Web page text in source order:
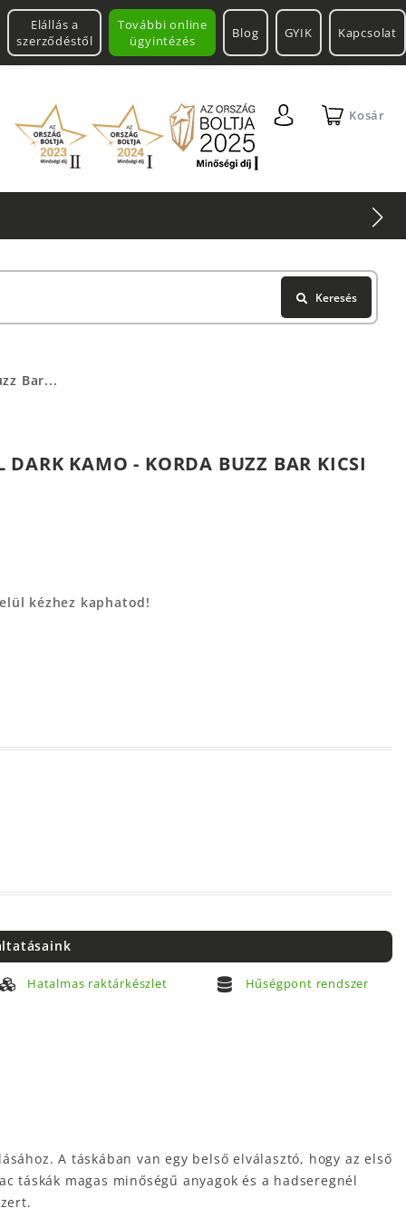
További online
ügyintézés
Elállás a
szerződéstől
Blog GYIK Kapcsolat
Kosár
Keresés
Bar...
KAMO - KORDA BUZZ BAR KICSI
kézhez kaphatod!
Hatalmas raktárkészlet Hűségpont rendszer
A táskában van egy belső elválasztó, hogy az első
magas minőségű anyagok és a hadseregnél